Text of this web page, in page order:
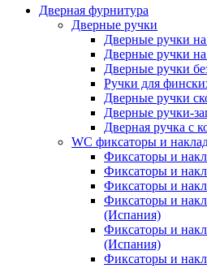
Дверная фурнитура
Дверные ручки
Дверные ручки на
Дверные ручки
Дверные ручки
Ручки для
Дверные ручки
Дверные ручки-
Дверная ручка с
WC фиксаторы и
Фиксаторы и
Фиксаторы и
Фиксаторы и
Фиксаторы и
(Испания)
Фиксаторы и
(Испания)
Фиксаторы и